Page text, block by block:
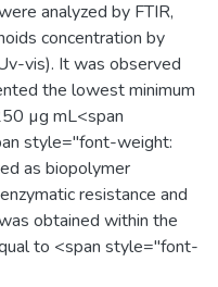
analyzed by FTIR,
concentration by
vis). It was observed
the lowest minimum
µg mL<span
style="font-weight:
as biopolymer
resistance and
obtained within the
to <span style="font-